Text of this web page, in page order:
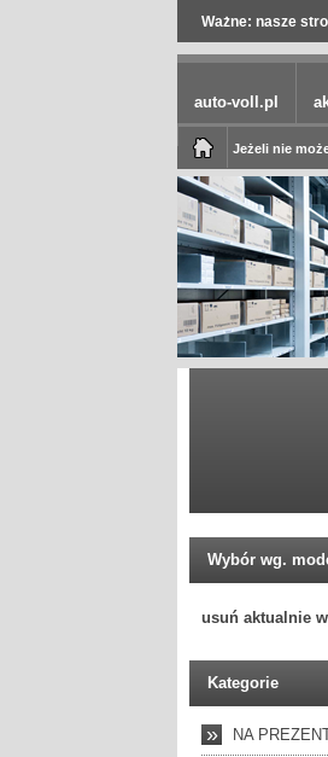
Ważne: nasze
auto-voll.pl
Jeżeli nie
Wybór wg.
usuń aktualnie
Kategorie
» NA